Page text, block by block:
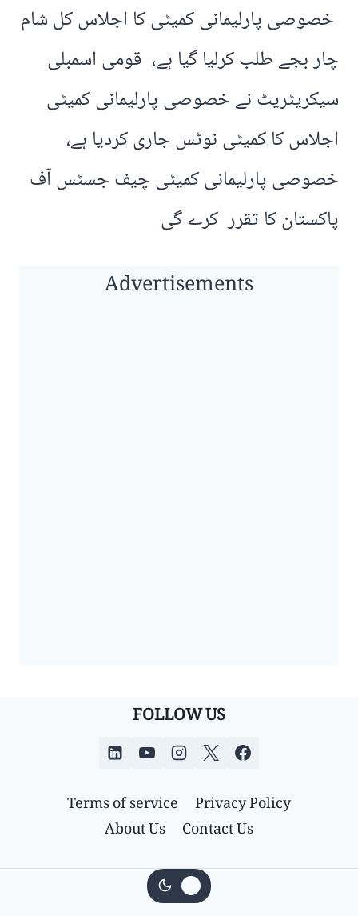
خصوصی پارلیمانی کمیٹی کا اجلاس کل شام
چار بجے طلب کرلیا گیا ہے، قومی اسمبلی
سیکریٹریٹ نے خصوصی پارلیمانی کمیٹی
اجلاس کا کمیٹی نوٹس جاری کردیا ہے،
خصوصی پارلیمانی کمیٹی چیف جسٹس آف
پاکستان کا تقرر کرے گی
Advertisements
FOLLOW US
Privacy Policy
Terms of service
Contact Us
About Us